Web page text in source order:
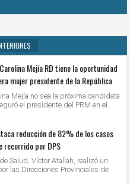
Mejía RD tiene la oportunidad
mujer presidente de la República
Mejía no sea la próxima candidata
el presidente del PRM en el
reducción de 82% de los casos
recorrido por DPS
Salud, Víctor Atallah, realizó un
las Direcciones Provinciales de